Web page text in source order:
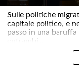
Sulle politiche
capitale politico, e
passo in una
entrambi ..